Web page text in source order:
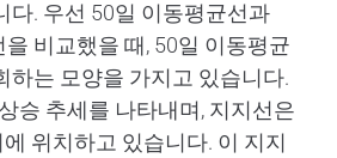
다. 우선 50일 이동평균선과
비교했을 때, 50일 이동평균
하는 모양을 가지고 있습니다.
승 추세를 나타내며, 지지선은
위치하고 있습니다. 이 지지